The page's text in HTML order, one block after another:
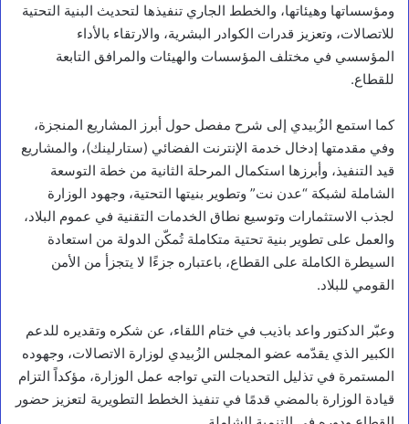
ومؤسساتها وهيئاتها، والخطط الجاري تنفيذها لتحديث البنية التحتية
للاتصالات، وتعزيز قدرات الكوادر البشرية، والارتقاء بالأداء
المؤسسي في مختلف المؤسسات والهيئات والمرافق التابعة
للقطاع.
كما استمع الزُبيدي إلى شرح مفصل حول أبرز المشاريع المنجزة،
وفي مقدمتها إدخال خدمة الإنترنت الفضائي (ستارلينك)، والمشاريع
قيد التنفيذ، وأبرزها استكمال المرحلة الثانية من خطة التوسعة
الشاملة لشبكة “عدن نت” وتطوير بنيتها التحتية، وجهود الوزارة
لجذب الاستثمارات وتوسيع نطاق الخدمات التقنية في عموم البلاد،
والعمل على تطوير بنية تحتية متكاملة تُمكّن الدولة من استعادة
السيطرة الكاملة على القطاع، باعتباره جزءًا لا يتجزأ من الأمن
القومي للبلاد.
وعبّر الدكتور واعد باذيب في ختام اللقاء، عن شكره وتقديره للدعم
الكبير الذي يقدّمه عضو المجلس الزُبيدي لوزارة الاتصالات، وجهوده
المستمرة في تذليل التحديات التي تواجه عمل الوزارة، مؤكداً التزام
قيادة الوزارة بالمضي قدمًا في تنفيذ الخطط التطويرية لتعزيز حضور